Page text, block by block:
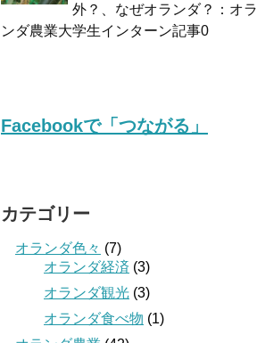
外？、なぜオランダ？：オラ
ンダ農業大学生インターン記事0
Facebookで「つながる」
カテゴリー
オランダ色々 (7)
オランダ経済 (3)
オランダ観光 (3)
オランダ食べ物 (1)